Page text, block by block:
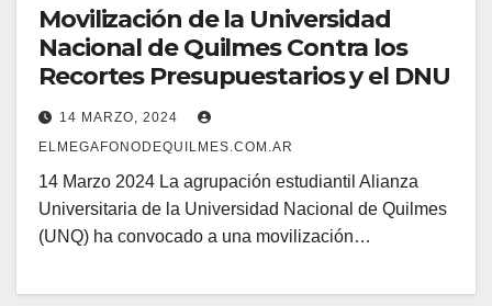
Movilización de la Universidad
Nacional de Quilmes Contra los
Recortes Presupuestarios y el DNU
14 MARZO, 2024
ELMEGAFONODEQUILMES.COM.AR
14 Marzo 2024 La agrupación estudiantil Alianza
Universitaria de la Universidad Nacional de Quilmes
(UNQ) ha convocado a una movilización…